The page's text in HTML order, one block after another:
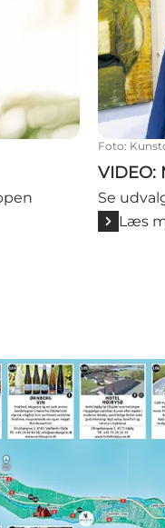
Foto:
VIDEO:
Se
Læs